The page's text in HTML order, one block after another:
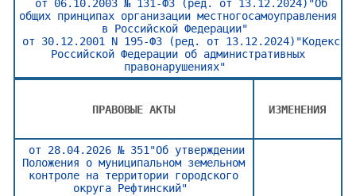
от 06.10.2003 № 131-ФЗ (ред. от 13.12.2024)"Об
общих принципах организации местногосамоуправления
в Российской Федерации"
от 30.12.2001 N 195-ФЗ (ред. от 13.12.2024)"Кодекс
Российской Федерации об административных
правонарушениях"
ПРАВОВЫЕ АКТЫ ИЗМЕНЕНИЯ
от 28.04.2026 № 351"Об утверждении
Положения о муниципальном земельном
контроле на территории городского
округа Рефтинский"